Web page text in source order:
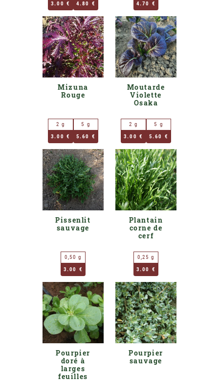
3.00 €
4.80 €
4.70 €
Mizuna
Rouge
2 g
3.00 €
5 g
5.60 €
Moutarde
Violette
Osaka
2 g
3.00 €
5 g
5.60 €
Pissenlit
sauvage
0,50 g
3.00 €
Plantain
corne de
cerf
0,25 g
3.00 €
Pourpier
doré à
larges
feuilles
Pourpier
sauvage